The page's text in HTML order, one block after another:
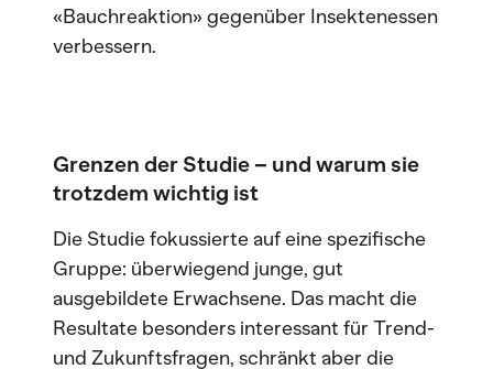
«Bauchreaktion» gegenüber Insektenessen
verbessern.
Grenzen der Studie – und warum sie
trotzdem wichtig ist
Die Studie fokussierte auf eine spezifische
Gruppe: überwiegend junge, gut
ausgebildete Erwachsene. Das macht die
Resultate besonders interessant für Trend-
und Zukunftsfragen, schränkt aber die